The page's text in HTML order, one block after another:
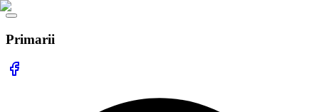
Primarii